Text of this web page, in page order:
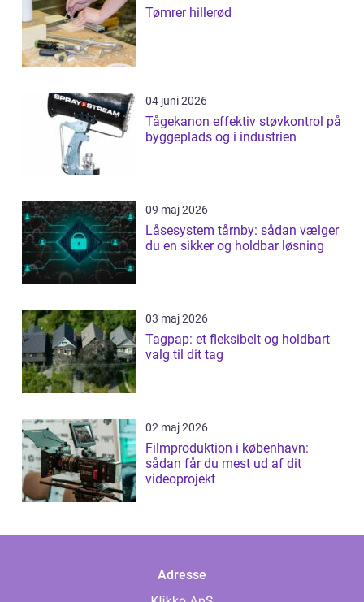
Tømrer hillerød
04 juni 2026
Tågekanon effektiv støvkontrol på
byggeplads og i industrien
09 maj 2026
Låsesystem tårnby: sådan vælger
du en sikker og holdbar løsning
03 maj 2026
Tagpap: et fleksibelt og holdbart
valg til dit tag
02 maj 2026
Filmproduktion i københavn:
sådan får du mest ud af dit
videoprojekt
Adresse